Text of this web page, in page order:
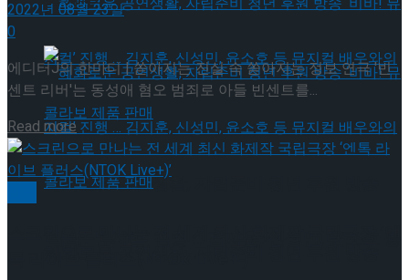
혜화로운 공연생활, 자립준비 청년 후원 방송
2022년 08월 23일
0
에디터J의 한마디 | 쏟아지는 진실 속 쏟아지는 정보 연극 '빈
센트 리버'는 동성애 혐오 범죄로 아들 빈센트를...
Read moreDetails